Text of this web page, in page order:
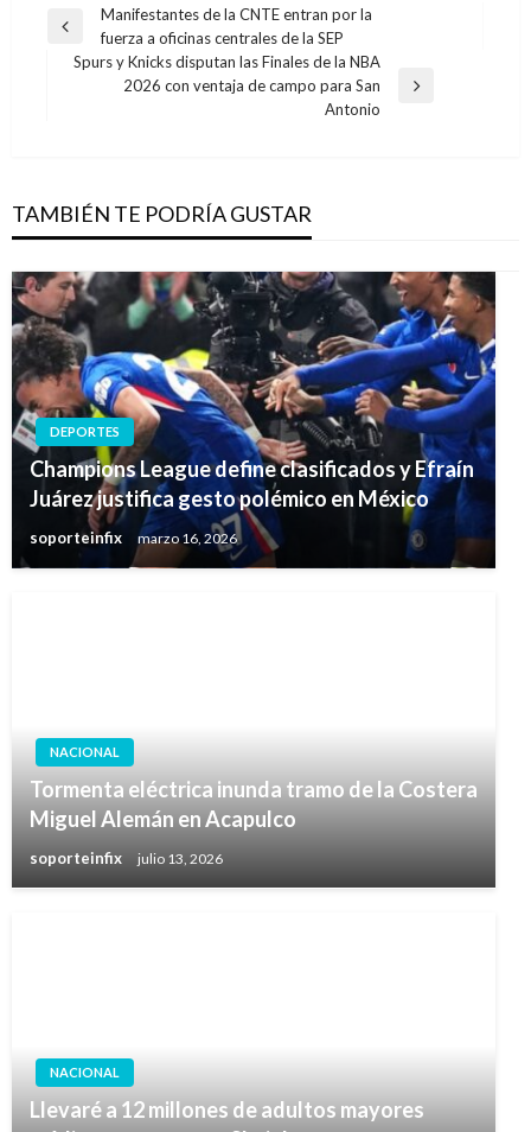
Navegación
entradas
Entrada
anterior
Manifestantes de la CNTE entran por la
fuerza a oficinas centrales de la SEP
Spurs y Knicks disputan las Finales de la NBA
2026 con ventaja de campo para San
Antonio
TAMBIÉN TE PODRÍA GUSTAR
DEPORTES
Champions League define clasificados y Efraín
Juárez justifica gesto polémico en México
soporteinfix marzo 16, 2026
NACIONAL
Tormenta eléctrica inunda tramo de la Costera
Miguel Alemán en Acapulco
soporteinfix julio 13, 2026
NACIONAL
Llevaré a 12 millones de adultos mayores